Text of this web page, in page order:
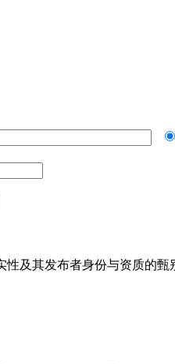
及其发布者身份与资质的甄